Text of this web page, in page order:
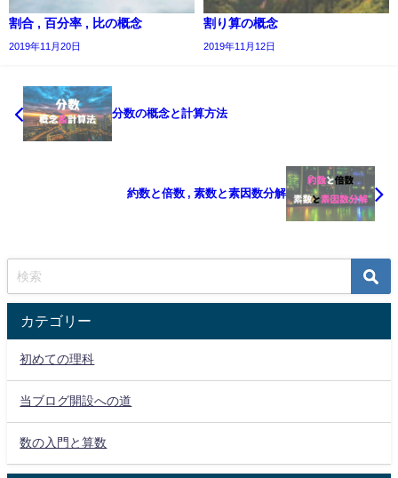
割合 , 百分率 , 比の概念
2019年11月20日
割り算の概念
2019年11月12日
分数の概念と計算方法
約数と倍数 , 素数と素因数分解
カテゴリー
初めての理科
当ブログ開設への道
数の入門と算数